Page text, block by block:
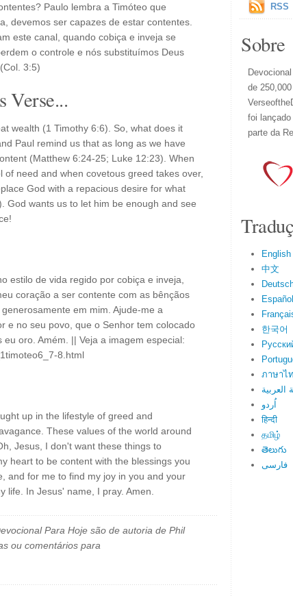
Paulo lembra a Timóteo que
devemos ser capazes de estar contentes.
este canal, quando cobiça e inveja se
o controle e nós substituímos Deus
3:5)
Verse...
wealth (1 Timothy 6:6). So, what does it
Paul remind us that as long as we have
(Matthew 6:24-25; Luke 12:23). When
need and when covetous greed takes over,
God with a repacious desire for what
God wants us to let him be enough and see
estilo de vida regido por cobiça e inveja,
coração a ser contente com as bênçãos
em mim. Ajude-me a
e no seu povo, que o Senhor tem colocado
oro. Amém. || Veja a imagem especial:
8.html
up in the lifestyle of greed and
These values of the world around
Jesus, I don't want these things to
heart to be content with the blessings you
and for me to find my joy in you and your
life. In Jesus' name, I pray. Amen.
Para Hoje são de autoria de Phil
ou comentários para
RSS
Sobre
de
foi
parte da
English
中文
Español
한국어
ภาษาไ
العربية
اُردو
हिन्दी
தமிழ்
తెలుగు
فارسی